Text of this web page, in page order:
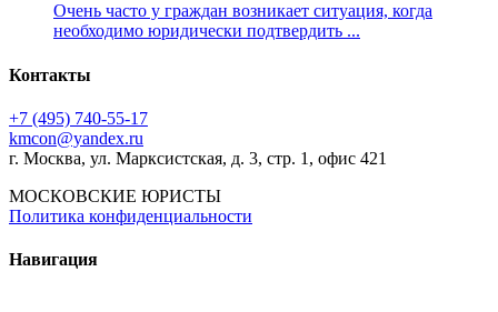
Очень часто у граждан возникает ситуация, когда
необходимо юридически подтвердить ...
Контакты
+7 (495) 740‑55‑17
kmcon@yandex.ru
г. Москва, ул. Марксистская, д. 3, стр. 1, офис 421
МОСКОВСКИЕ ЮРИСТЫ
Политика конфиденциальности
Навигация